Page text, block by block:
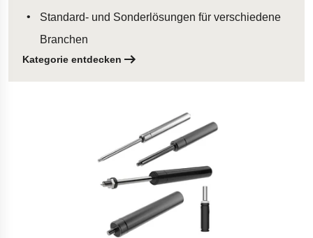
Standard- und Sonderlösungen für verschiedene
Branchen
Kategorie entdecken